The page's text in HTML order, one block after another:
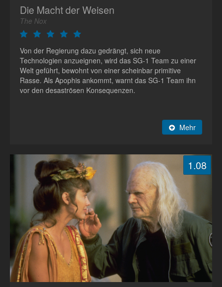
Die Macht der Weisen
The Nox
Von der Regierung dazu gedrängt, sich neue
Technologien anzueignen, wird das SG-1 Team zu einer
Welt geführt, bewohnt von einer scheinbar primitive
Rasse. Als Apophis ankommt, warnt das SG-1 Team ihn
vor den desaströsen Konsequenzen.
Mehr
1.08